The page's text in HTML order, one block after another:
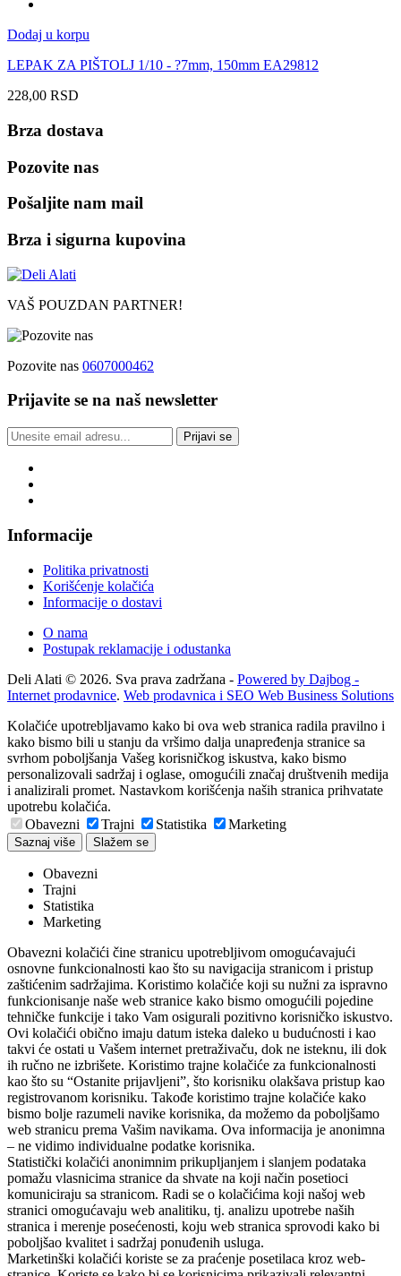
Dodaj u korpu
LEPAK ZA PIŠTOLJ 1/10 - ?7mm, 150mm EA29812
228,00 RSD
Brza dostava
Pozovite nas
Pošaljite nam mail
Brza i sigurna kupovina
VAŠ POUZDAN PARTNER!
Pozovite nas 0607000462
Prijavite se na naš newsletter
Prijavi se
Informacije
Politika privatnosti
Korišćenje kolačića
Informacije o dostavi
O nama
Postupak reklamacije i odustanka
Deli Alati © 2026. Sva prava zadržana - Powered by Dajbog -
Internet prodavnice. Web prodavnica i SEO Web Business Solutions
Kolačiće upotrebljavamo kako bi ova web stranica radila pravilno i
kako bismo bili u stanju da vršimo dalja unapređenja stranice sa
svrhom poboljšanja Vašeg korisničkog iskustva, kako bismo
personalizovali sadržaj i oglase, omogućili značaj društvenih medija
i analizirali promet. Nastavkom korišćenja naših stranica prihvatate
upotrebu kolačića.
Obavezni
Trajni Statistika Marketing
Saznaj više Slažem se
Obavezni
Trajni
Statistika
Marketing
Obavezni kolačići čine stranicu upotrebljivom omogućavajući
osnovne funkcionalnosti kao što su navigacija stranicom i pristup
zaštićenim sadržajima. Koristimo kolačiće koji su nužni za ispravno
funkcionisanje naše web stranice kako bismo omogućili pojedine
tehničke funkcije i tako Vam osigurali pozitivno korisničko iskustvo.
Ovi kolačići obično imaju datum isteka daleko u budućnosti i kao
takvi će ostati u Vašem internet pretraživaču, dok ne isteknu, ili dok
ih ručno ne izbrišete. Koristimo trajne kolačiće za funkcionalnosti
kao što su “Ostanite prijavljeni”, što korisniku olakšava pristup kao
registrovanom korisniku. Takođe koristimo trajne kolačiće kako
bismo bolje razumeli navike korisnika, da možemo da poboljšamo
web stranicu prema Vašim navikama. Ova informacija je anonimna
– ne vidimo individualne podatke korisnika.
Statistički kolačići anonimnim prikupljanjem i slanjem podataka
pomažu vlasnicima stranice da shvate na koji način posetioci
komuniciraju sa stranicom. Radi se o kolačićima koji našoj web
stranici omogućavaju web analitiku, tj. analizu upotrebe naših
stranica i merenje posećenosti, koju web stranica sprovodi kako bi
poboljšao kvalitet i sadržaj ponuđenih usluga.
Marketinški kolačići koriste se za praćenje posetilaca kroz web-